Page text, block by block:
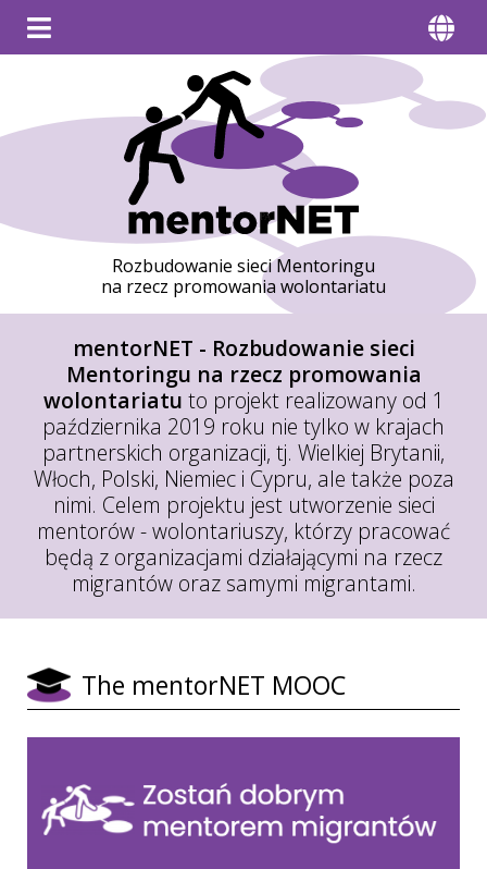
Rozbudowanie sieci Mentoringu
na rzecz promowania wolontariatu
mentorNET - Rozbudowanie sieci
Mentoringu na rzecz promowania
wolontariatu to projekt realizowany od 1
października 2019 roku nie tylko w krajach
partnerskich organizacji, tj. Wielkiej Brytanii,
Włoch, Polski, Niemiec i Cypru, ale także poza
nimi. Celem projektu jest utworzenie sieci
mentorów - wolontariuszy, którzy pracować
będą z organizacjami działającymi na rzecz
migrantów oraz samymi migrantami.
The mentorNET MOOC